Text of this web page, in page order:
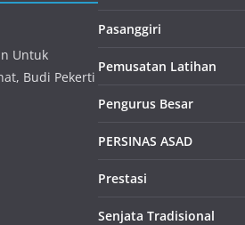
Untuk
Budi Pekerti
Pasanggiri
Pemusatan Latihan
Pengurus Besar
PERSINAS ASAD
Prestasi
Senjata Tradisional